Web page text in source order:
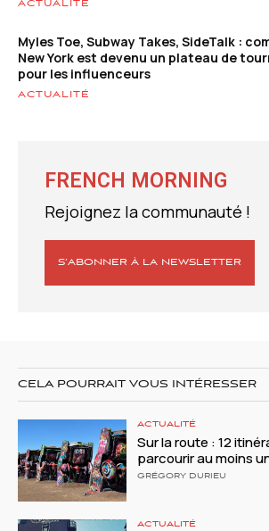
ACTUALITÉ
Myles Toe, Subway Takes, SideTalk :
New York est devenu un plateau de
pour les influenceurs
ACTUALITÉ
FRENCH MORNING
Rejoignez la communauté !
S’ABONNER À LA NEWSLETTER
CELA POURRAIT VOUS INTÉRESSER
ACTUALITÉ
Sur la route : 12
parcourir au moins
GRÉGORY DURIEU
ACTUALITÉ